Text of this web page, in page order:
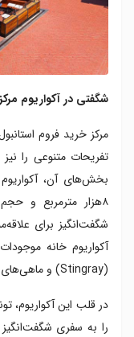
شگفتی در آکواریوم
مرکز خرید فروم
تفریحات متنوعی را
شگفت‌انگیز برای
آکواریوم خانه
(Stingray) و ماهی‌های گرمسیری پرجنب‌وجوش است.
را به سفری